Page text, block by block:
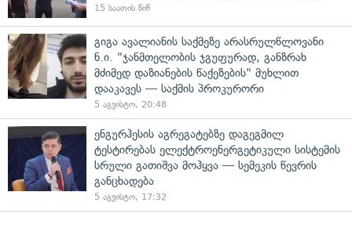
15 საათის წინ
გიგა ავალიანის საქმეზე არასრულწლოვანი
ნ.ი. "ჯანმთელობის ჯგუფურად, განზრახ
მძიმედ დაზიანების წაქეზების" მუხლით
დააკავეს — საქმის პროკურორი
5 აგვისტო, 20:48
ენგურჰესის აგრეგატებზე დაგეგმილ
ტესტირებას ელექტროენერგეტიკული სისტემის
სრული გათიშვა მოჰყვა — სემეკის წევრის
განცხადება
5 აგვისტო, 17:32